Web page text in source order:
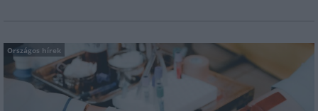
Országos hírek